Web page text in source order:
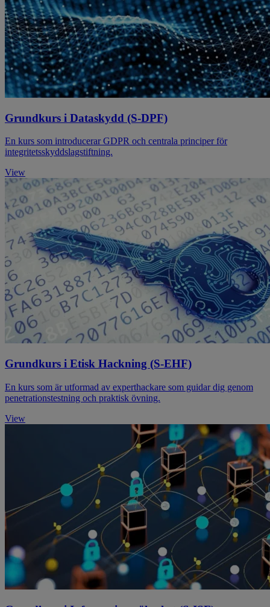
Grundkurs i Dataskydd (S-DPF)
En kurs som introducerar GDPR och centrala principer för
integritetsskyddslagstiftning.
View
Grundkurs i Etisk Hackning (S-EHF)
En kurs som är utformad av experthackare som guidar dig genom
penetrationstestning och praktisk övning.
View